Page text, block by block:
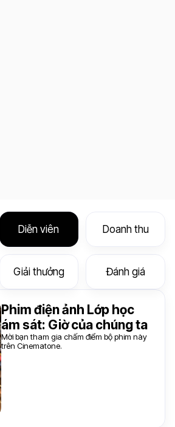
Diễn viên Doanh thu
Giải thưởng Đánh giá
Phim điện ảnh Lớp học
ám sát: Giờ của chúng ta
Mời bạn tham gia chấm điểm bộ phim này
trên Cinematone.